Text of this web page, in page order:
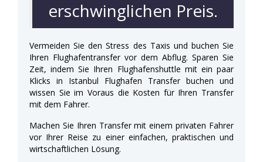
erschwinglichen Preis.
Vermeiden Sie den Stress des Taxis und buchen Sie
Ihren Flughafentransfer vor dem Abflug. Sparen Sie
Zeit, indem Sie Ihren Flughafenshuttle mit ein paar
Klicks in Istanbul Flughafen Transfer buchen und
wissen Sie im Voraus die Kosten für Ihren Transfer
mit dem Fahrer.
Machen Sie Ihren Transfer mit einem privaten Fahrer
vor Ihrer Reise zu einer einfachen, praktischen und
wirtschaftlichen Lösung.